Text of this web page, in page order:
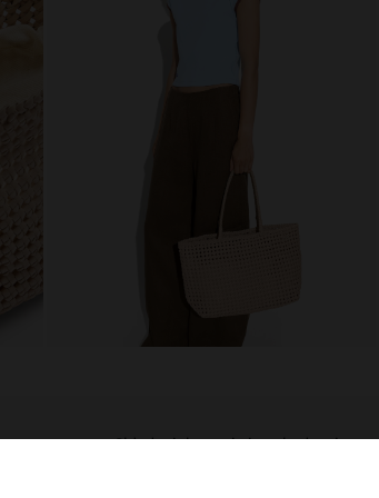
skład, pielęgnacja i pochodzenie